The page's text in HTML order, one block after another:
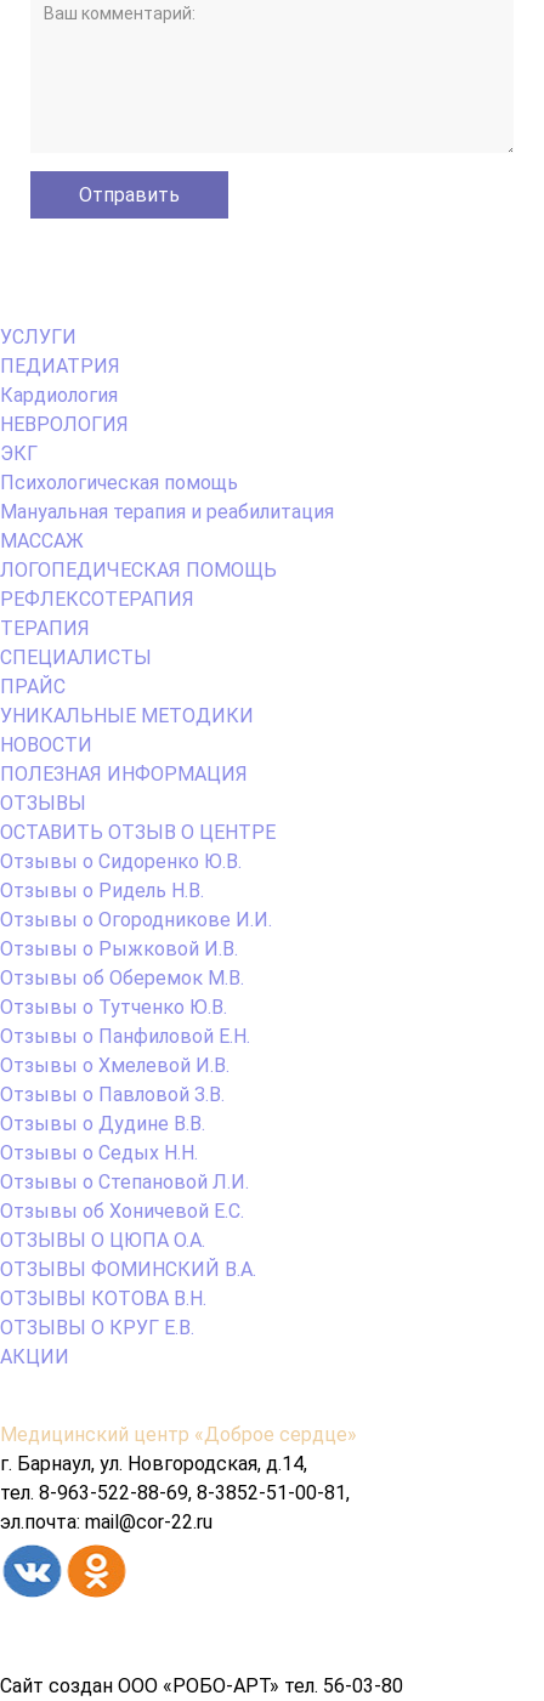
Primary
Menu
УСЛУГИ
ПЕДИАТРИЯ
Кардиология
НЕВРОЛОГИЯ
ЭКГ
Психологическая помощь
Мануальная терапия и реабилитация
МАССАЖ
ЛОГОПЕДИЧЕСКАЯ ПОМОЩЬ
РЕФЛЕКСОТЕРАПИЯ
ТЕРАПИЯ
СПЕЦИАЛИСТЫ
ПРАЙС
УНИКАЛЬНЫЕ МЕТОДИКИ
НОВОСТИ
ПОЛЕЗНАЯ ИНФОРМАЦИЯ
ОТЗЫВЫ
ОСТАВИТЬ ОТЗЫВ О ЦЕНТРЕ
Отзывы о Сидоренко Ю.В.
Отзывы о Ридель Н.В.
Отзывы о Огородникове И.И.
Отзывы о Рыжковой И.В.
Отзывы об Оберемок М.В.
Отзывы о Тутченко Ю.В.
Отзывы о Панфиловой Е.Н.
Отзывы о Хмелевой И.В.
Отзывы о Павловой З.В.
Отзывы о Дудине В.В.
Отзывы о Седых Н.Н.
Отзывы о Степановой Л.И.
Отзывы об Хоничевой Е.С.
ОТЗЫВЫ О ЦЮПА О.А.
ОТЗЫВЫ ФОМИНСКИЙ В.А.
ОТЗЫВЫ КОТОВА В.Н.
ОТЗЫВЫ О КРУГ Е.В.
АКЦИИ
Содержимое
подвала
Медицинский центр «Доброе сердце»
г. Барнаул, ул. Новгородская, д.14,
тел. 8-963-522-88-69, 8-3852-51-00-81,
эл.почта: mail@cor-22.ru
Сайт создан ООО «РОБО-АРТ» тел. 56-03-80